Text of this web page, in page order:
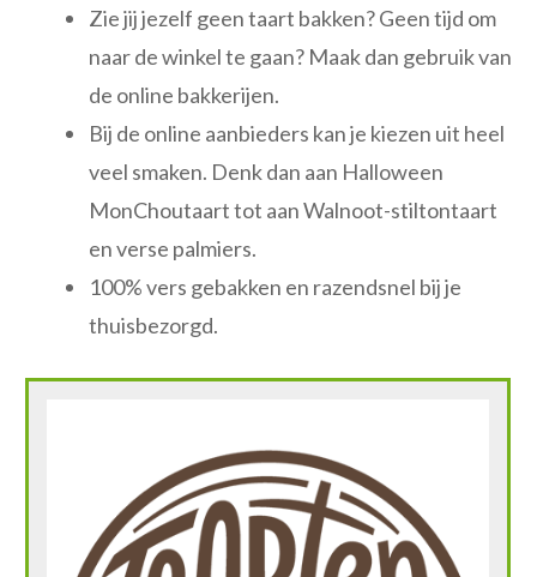
Zie jij jezelf geen taart bakken? Geen tijd om
naar de winkel te gaan? Maak dan gebruik van
de online bakkerijen.
Bij de online aanbieders kan je kiezen uit heel
veel smaken. Denk dan aan Halloween
MonChoutaart tot aan Walnoot-stiltontaart
en verse palmiers.
100% vers gebakken en razendsnel bij je
thuisbezorgd.